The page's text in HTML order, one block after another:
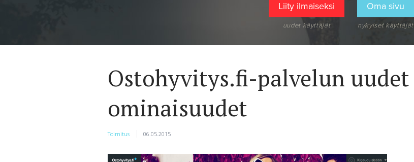
Liity ilmaiseksi
uudet käyttäjät
Oma sivu
nykyiset käyttäjät
Ostohyvitys.fi-palvelun uudet
ominaisuudet
Toimitus 06.05.2015